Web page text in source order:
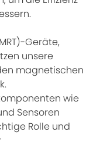
Geräte,
unsere
magnetischen
wie
Sensoren
Rolle und